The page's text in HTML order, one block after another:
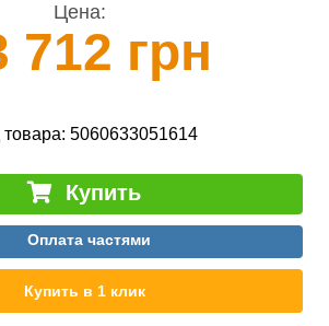
Цена:
712 грн
товара: 5060633051614
Купить
Оплата частями
Купить в 1 клик